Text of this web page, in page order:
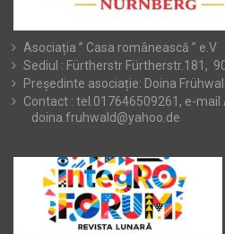
Asociația ” Casa românească ” e.V
Sediul : Fürtherstr Fürtherstr.181,
Președinte asociație: Doina
Contact : tel.017646509261, e-mail
doina.fruhwald@yahoo.de